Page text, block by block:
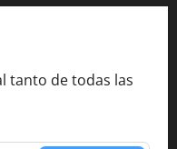
tanto de todas las